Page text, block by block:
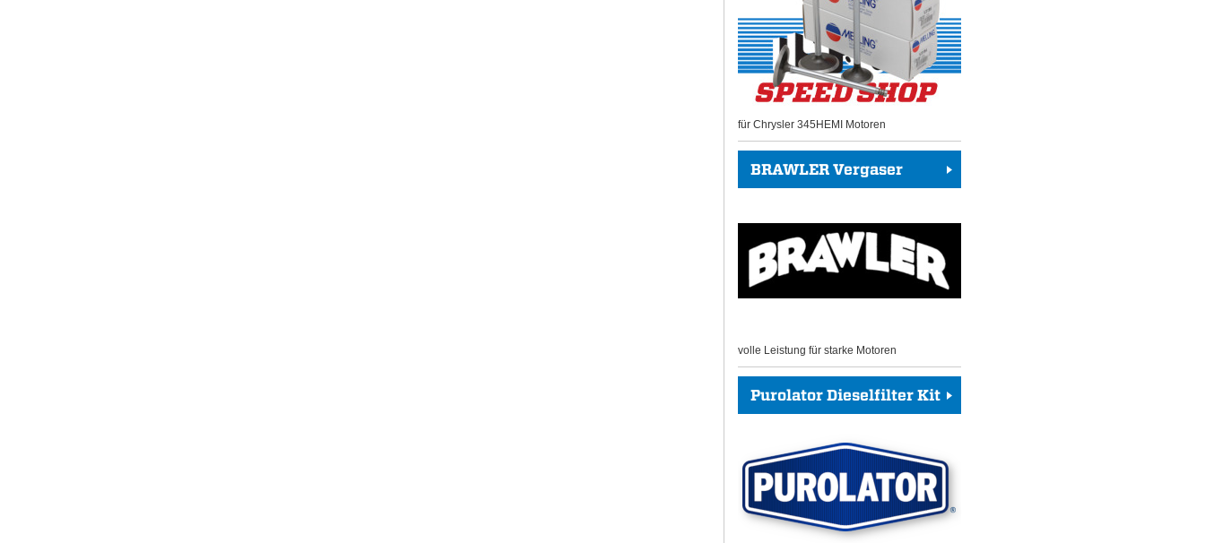
für Chrysler 345HEMI Motoren
BRAWLER Vergaser
volle Leistung für starke Motoren
Purolator Dieselfilter Kit